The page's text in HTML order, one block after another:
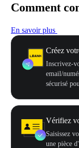
Comment
En savoir plus
Créez
Inscrivez-
email/
sécurisé
Vérifiez
Saisissez
une pièce